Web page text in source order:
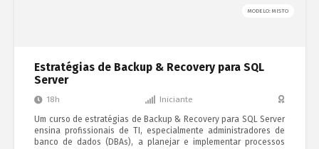
MODELO: MISTO
Estratégias de Backup & Recovery para SQL
Server
18h
Iniciante
Um curso de estratégias de Backup & Recovery para SQL Server
ensina profissionais de TI, especialmente administradores de
banco de dados (DBAs), a planejar e implementar processos